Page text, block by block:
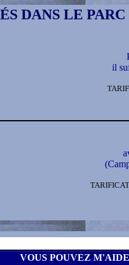
DANS LE PARC
il
VOUS POUVEZ